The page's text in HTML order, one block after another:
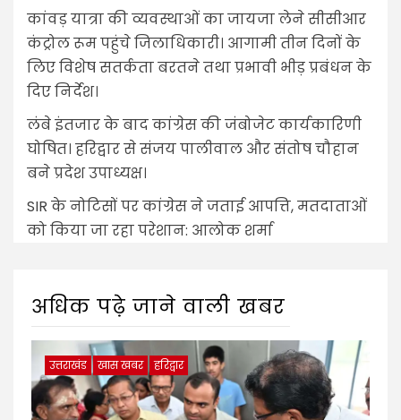
कांवड़ यात्रा की व्यवस्थाओं का जायजा लेने सीसीआर
कंट्रोल रूम पहुंचे जिलाधिकारी। आगामी तीन दिनों के
लिए विशेष सतर्कता बरतने तथा प्रभावी भीड़ प्रबंधन के
दिए निर्देश।
लंबे इंतजार के बाद कांग्रेस की जंबोजेट कार्यकारिणी
घोषित। हरिद्वार से संजय पालीवाल और संतोष चौहान
बने प्रदेश उपाध्यक्ष।
SIR के नोटिसों पर कांग्रेस ने जताई आपत्ति, मतदाताओं
को किया जा रहा परेशान: आलोक शर्मा
अधिक पढ़े जाने वाली खबर
उत्तराखंड खास खबर हरिद्वार